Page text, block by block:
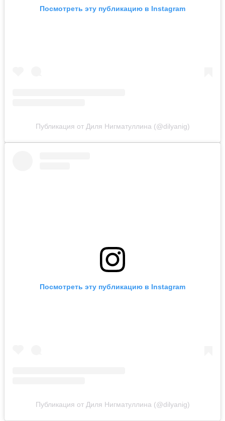
Посмотреть эту публикацию в Instagram
Публикация от Диля Нигматуллина (@dilyanig)
Посмотреть эту публикацию в Instagram
Публикация от Диля Нигматуллина (@dilyanig)